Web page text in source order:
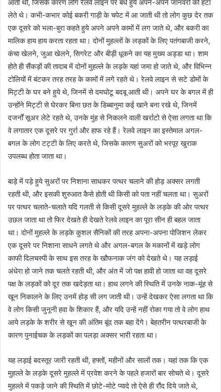
आती थी, जिसके कारण लोग रेलवे लाइन पर बंधे हुये अपने-अपने जानवरों को हटा
लेते थे। कभी-कभार कोई बकरी गाड़ी के चपेट में आ जाती थी तो लोग कुछ देर तक
एक दूसरे को भला-बुरा कहते हुये अपने अपने कामों में लग जाते थे, और बकरी का
मालिक हाय हाय करता रहता था। दोनों मुहल्लों के लड़कों के लिए पतंगबाजी करने,
कंचा खेलने, जुआ खेलने, सिगरेट और बीड़ी धूकने का यह मुख्य अड्डा था। शाम
होते ही सैंकड़ों की तादाब में दोनों मुहल्ले के लड़के यहां जमा हो जाते थे, और विभिन्न
टोलियों में बंटकर तरह तरह के कामों में लगे रहते थे। रेलवे लाइन से सटे डोमों के
मिट्टी के घर बने हुये थे, जिनमें से दमघोटू बदबू आती थी। अपने घर के बगल में ही
उन्होंने मिट्टी से घेरकर बिना छत के डिब्बानुमा कई खाने बना रखे थे, जिनमें
दजर्नों सूअर लेटे रहते थे, उनके मुंह से निकलने वाली खर्राटो से ऐसा लगता था कि
वे लगातार एक दूसरे पर गुर्रा और हाफ रहे हैं। रेलवे लाइन का इस्तेमाल अगल-
बगल के लोग टट्टी के लिए करते थे, जिसके कारण सुअरों को भरपूर खुराक
उपलब्ध होता जाता था।
बाड़े में पड़े हुये सुअरों पर निशाना साधकर पत्थर चलाने की होड़ अक्सर लगती
रहती थी, और इसकी शुरुआत कैसे होती थी किसी को पता नहीं चलता था। सुअरों
पर पत्थर चलाते-चलाते यदि गलती से किसी दूसरे मुहल्ले के लड़के की ओर पत्थर
उछल जाता था तो फिर देखते ही देखते रेलवे लाइन का पूरा सीन ही बहल जाता
था। दोनों मुहल्ले के लड़के कुशल सैनिकों की तरह अपना-अपना पोजिशन लेकर
एक दूसरे पर निशाना साधने लगते थे और अगल-बगल के मकानों में खड़े लोग
काफी दिलचस्पी के साथ इस तरह के खौफनाक जंग को देखते थे। यह लड़ाई
अंधेरा हो जाने तक चलते रहती थी, और अंत में जो पक्ष हावी हो जाता था वह दूसरे
पक्ष के लड़कों को दूर तक खदेड़ता था। हाथ लगने की स्थिति में उनके नाक-मूंह से
खून निकालने के लिए उनमें होड़ सी लग जाती थी। उन्हें देखकर ऐसा लगता था कि
वे लोग किसी जुनूनी हवा के शिकार हैं, और यदि उन्हें नहीं रोका गया तो वे लोग हाथ
आये लड़के के शरीर से खून की अंतिम बूंद तक बहा देंगे। बेहतरीन पत्थरबाजी के
कारण पुनाईचक के लड़कों का पलड़ा अक्सर भारी रहता था।
यह लड़ाई बदस्तूर जारी रहती थी, हफ्तों, महीनों और सालों तक। यहां तक कि एक
मुहल्ले के लड़के दूसरे मुहल्ले में प्रवेश करने के पहले हजारों बार सोचते थे। दूसरे
मुहल्ले में पकड़े जाने की स्थिति में छोटे-मोटे प्यादे तो ऐसे ही रौंद दिये जाते थे,